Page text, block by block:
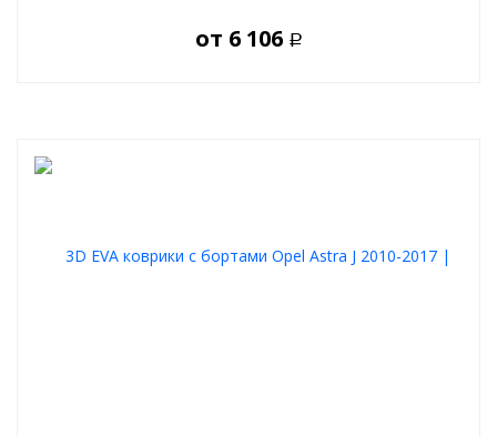
от 6 106 Р